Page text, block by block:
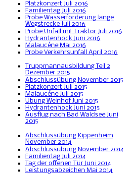
Platzkonzert Juli 2016
Familientag Juli 2016
Probe Wasserförderung lange
Wegstrecke Juli 2016
Probe Unfall mit Traktor Juli 2016
Hydrantenhock Juni 2016
Malaucéne Mai 2016
Probe Verkehrsunfall April 2016
Truppmannausbildung Teil 2
Dezember 2015
Abschlussübung November 2015
Platzkonzert Juli 2015
Malaucéne Juli 2015
Übung Weinhof Juni 2015
Hydrantenhock Juni 2015
Ausflug nach Bad Waldsee Juni
2015
Abschlussübung Kippenheim
November 2014
Abschlussübung November 2014
Familientag Juli 2014
Tag der offenen Tür Juni 2014
Leistungsabzeichen Mai 2014